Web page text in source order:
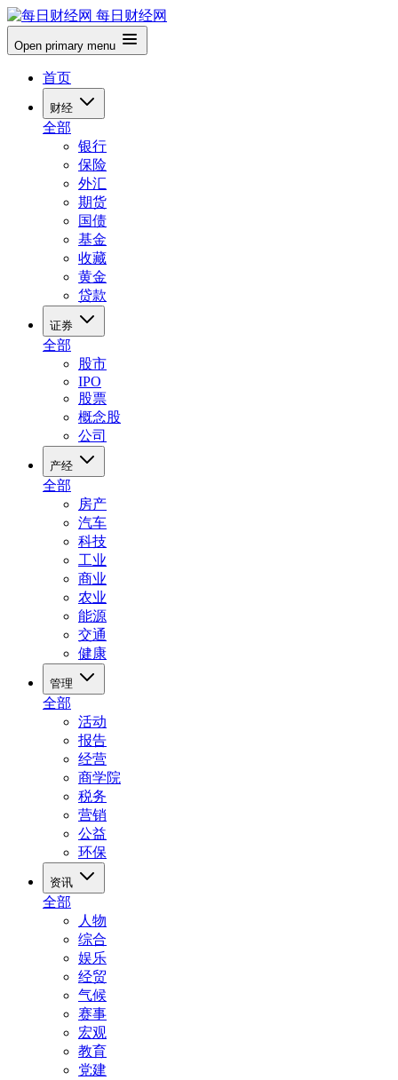
每日财经网
Open primary menu
首页
财经
全部
银行
保险
外汇
期货
国债
基金
收藏
黄金
贷款
证券
全部
股市
IPO
股票
概念股
公司
产经
全部
房产
汽车
科技
工业
商业
农业
能源
交通
健康
管理
全部
活动
报告
经营
商学院
税务
营销
公益
环保
资讯
全部
人物
综合
娱乐
经贸
气候
赛事
宏观
教育
党建